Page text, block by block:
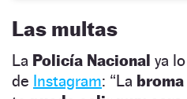
Las multas
La Policía Nacional ya lo
de Instagram: “La broma